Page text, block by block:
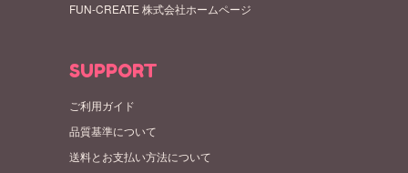
FUN-CREATE 株式会社ホームページ
SUPPORT
ご利用ガイド
品質基準について
送料とお支払い方法について